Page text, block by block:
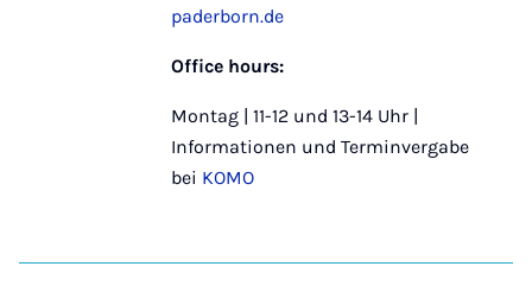
paderborn.de
Office hours:
Montag | 11-12 und 13-14 Uhr |
Informationen und Terminvergabe
bei KOMO